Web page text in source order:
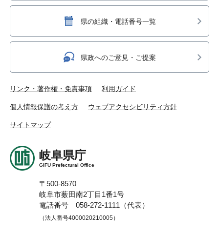
県の組織・電話番号一覧
県政へのご意見・ご提案
リンク・著作権・免責事項 利用ガイド
個人情報保護の考え方 ウェブアクセシビリティ方針
サイトマップ
岐阜県庁
GIFU Prefectural Office
〒500-8570
岐阜市薮田南2丁目1番1号
電話番号 058-272-1111（代表）
（法人番号4000020210005）